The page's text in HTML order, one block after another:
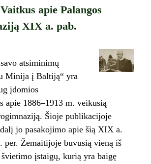
apie Palangos
XIX a. pab.
atsiminimų
Minija į Baltiją“ yra
įdomios
apie 1886–1913 m. veikusią
Šioje publikacijoje
jo pasakojimo apie šią XIX a.
per. Žemaitijoje buvusią vieną iš
įstaigų, kurią yra baigę